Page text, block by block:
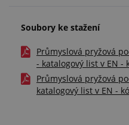
Soubory ke stažení
Průmyslová pryžová
- katalogový list v EN -
Průmyslová pryžová
katalogový list v EN -